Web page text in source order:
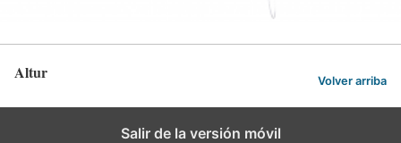
Altur Volver arriba
Salir de la versión móvil